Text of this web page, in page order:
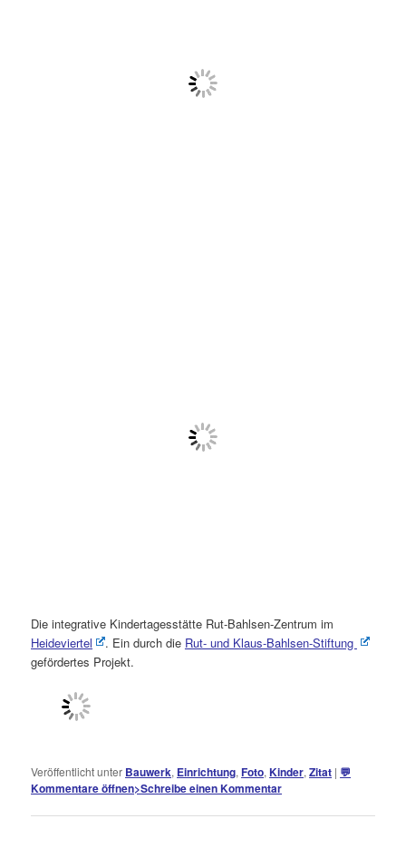
Die integrative Kindertagesstätte Rut-Bahlsen-Zentrum im
Heideviertel
. Ein durch die Rut- und Klaus-Bahlsen-Stiftung
gefördertes Projekt.
Veröffentlicht unter Bauwerk, Einrichtung,Foto,Kinder,Zitat | 💬
Kommentare öffnen>Schreibe einen Kommentar